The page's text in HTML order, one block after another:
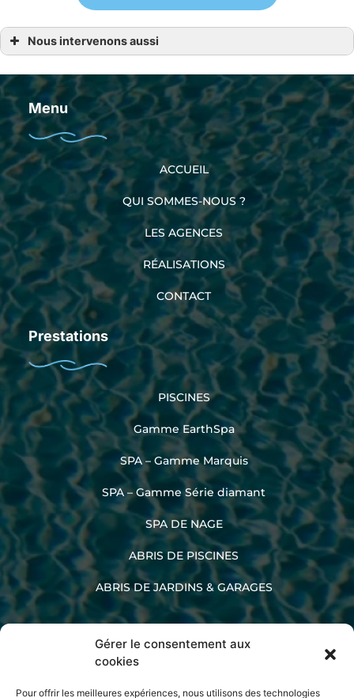
Gérer le consentement aux
cookies
Pour offrir les meilleures expériences, nous utilisons des technologies
Nous intervenons aussi
Matériel entretien piscine Pontaubault
Matériel entretien piscine Pordic
Matériel entretien piscine Rennes
Matériel entretien piscine Saint-Lo
Menu
ACCUEIL
QUI SOMMES-NOUS ?
LES AGENCES
RÉALISATIONS
CONTACT
Prestations
PISCINES
Gamme EarthSpa
SPA – Gamme Marquis
SPA – Gamme Série diamant
SPA DE NAGE
ABRIS DE PISCINES
ABRIS DE JARDINS & GARAGES
02 33 60 47 45